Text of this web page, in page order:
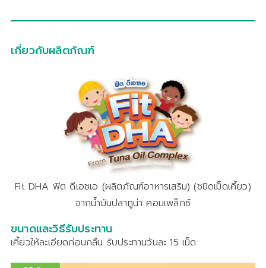
เกี่ยวกับผลิตภัณฑ์
Fit DHA ฟิต ดีเอชเอ (ผลิตภัณฑ์อาหารเสริม) (ชนิดเม็ดเคี้ยว)
จากน้ำมันปลาทูน่า คอมเพล็กซ์
ขนาดและวิธีรับประทาน
เคี้ยวให้ละเอียดก่อนกลืน รับประทานวันละ 15 เม็ด